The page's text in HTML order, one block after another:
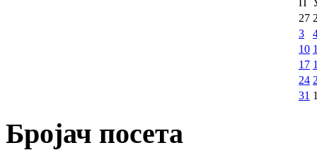
П
27
3
10
17
24
31
Бројач посета